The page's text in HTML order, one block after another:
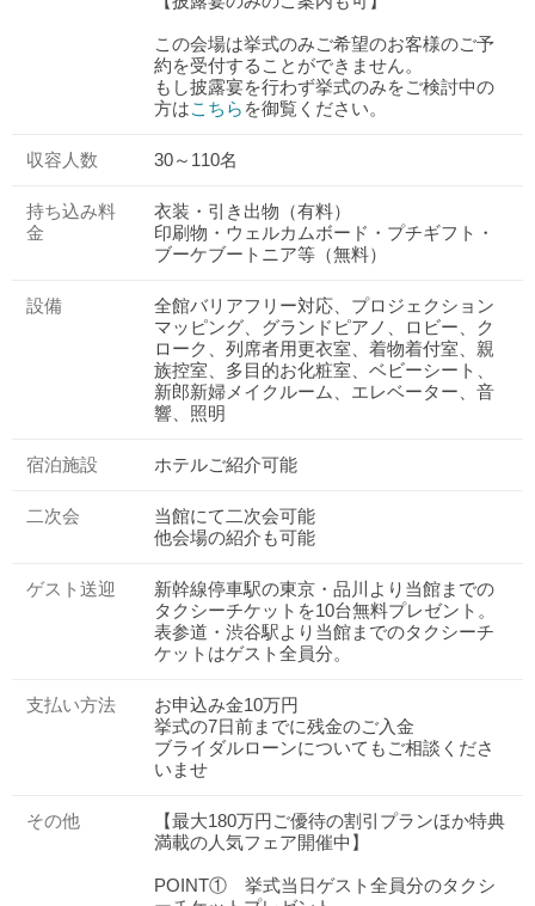
おトクな特典つきフェア
《成約特典》 最大165万円分ご優待
この会場は挙式のみご希望のお客様のご予
約を受付することができません。
もし披露宴を行わず挙式のみをご検討中の
方はこちら を御覧ください。
収容人数 30～110名
持ち込み料
金
衣装・引き出物（有料）
印刷物・ウェルカムボード・プチギフト・
ブーケブートニア等（無料）
設備
全館バリアフリー対応、プロジェクション
マッピング、グランドピアノ、ロビー、ク
ローク、列席者用更衣室、着物着付室、親
族控室、多目的お化粧室、ベビーシート、
新郎新婦メイクルーム、エレベーター、音
響、照明
宿泊施設 ホテルご紹介可能
二次会
当館にて二次会可能
他会場の紹介も可能
ゲスト送迎
新幹線停車駅の東京・品川より当館までの
タクシーチケットを10台無料プレゼント。
表参道・渋谷駅より当館までのタクシーチ
ケットはゲスト全員分。
支払い方法
お申込み金10万円
挙式の7日前までに残金のご入金
ブライダルローンについてもご相談くださ
いませ
その他
【最大180万円ご優待の割引プランほか特典
満載の人気フェア開催中】
POINT① 挙式当日ゲスト全員分のタクシ